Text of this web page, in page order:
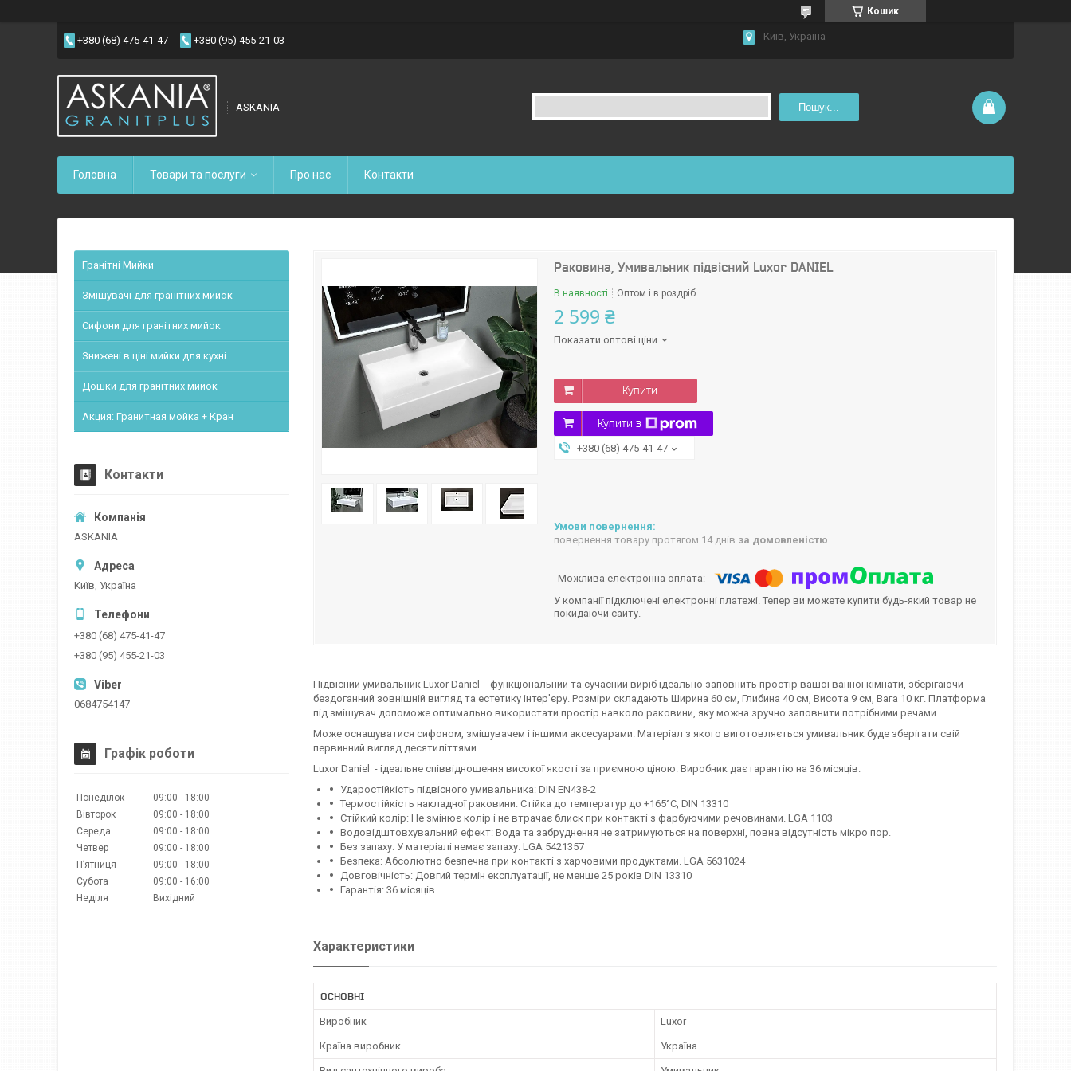
Кошик
+380 (68) 475-41-47 +380 (95) 455-21-03 Київ, Україна
ASKANIA Пошук...
Головна Товари та послуги Про нас Контакти
Раковина, Умивальник підвісний Luxor DANIEL
В наявності Оптом і в роздріб
2 599 ₴
Показати оптові ціни
Купити
Купити з
+380 (68) 475-41-47
повернення товару протягом 14 днів за домовленістю
У компанії підключені електронні платежі. Тепер ви можете купити будь-який товар не
покидаючи сайту.
Підвісний умивальник Luxor Daniel - функціональний та сучасний виріб ідеально заповнить простір вашої ванної кімнати, зберігаючи
бездоганний зовнішній вигляд та естетику інтер'єру. Розміри складають Ширина 60 см, Глибина 40 см, Висота 9 см, Вага 10 кг. Платформа
під змішувач допоможе оптимально використати простір навколо раковини, яку можна зручно заповнити потрібними речами.
Може оснащуватися сифоном, змішувачем і іншими аксесуарами. Матеріал з якого виготовляється умивальник буде зберігати свій
первинний вигляд десятиліттями.
Luxor Daniel - ідеальне співвідношення високої якості за приємною ціною. Виробник дає гарантію на 36 місяців.
Ударостійкість підвісного умивальника: DIN EN438-2
Термостійкість накладної раковини: Стійка до температур до +165°C, DIN 13310
Стійкий колір: Не змінює колір і не втрачає блиск при контакті з фарбуючими речовинами. LGA 1103
Водовідштовхувальний ефект: Вода та забруднення не затримуються на поверхні, повна відсутність мікро пор.
Без запаху: У матеріалі немає запаху. LGA 5421357
Безпека: Абсолютно безпечна при контакті з харчовими продуктами. LGA 5631024
Довговічність: Довгий термін експлуатації, не менше 25 років DIN 13310
Гарантія: 36 місяців
Характеристики
ОСНОВНІ
Виробник Luxor
Країна виробник Україна
Гранітні Мийки
Змішувачі для гранітних мийок
Сифони для гранітних мийок
Знижені в ціні мийки для кухні
Дошки для гранітних мийок
Акция: Гранитная мойка + Кран
Контакти
ASKANIA
Київ, Україна
+380 (68) 475-41-47
+380 (95) 455-21-03
0684754147
Графік роботи
Понеділок 09:00
18:00
Вівторок
09:00
18:00
Середа
09:00
18:00
Четвер
09:00
18:00
Пʼятниця
09:00
18:00
Субота
09:00
16:00
Неділя
Вихідний